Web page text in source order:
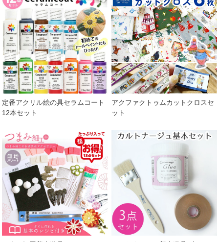
定番アクリル絵の具セラムコート
12本セット
アクファクトゥムカットクロスセ
ット